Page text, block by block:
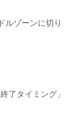
ルゾーンに切り
了タイミング」